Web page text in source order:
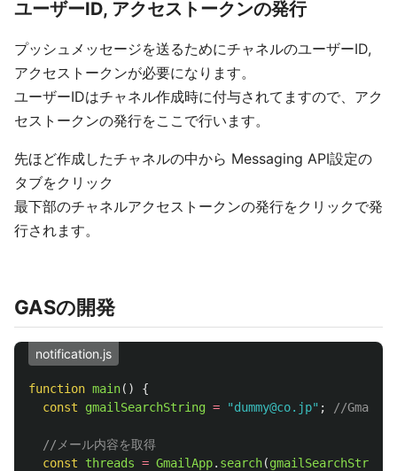
ユーザーID, アクセストークンの発行
プッシュメッセージを送るためにチャネルのユーザーID,
アクセストークンが必要になります。
ユーザーIDはチャネル作成時に付与されてますので、アク
セストークンの発行をここで行います。
先ほど作成したチャネルの中から Messaging API設定の
タブをクリック
最下部のチャネルアクセストークンの発行をクリックで発
行されます。
GASの開発
notification.js
function main()
{
const
gmailSearchString = "dummy@co.jp" ; //Gmailで
//メール内容を取得
const
threads = GmailApp. search(gmailSearchString